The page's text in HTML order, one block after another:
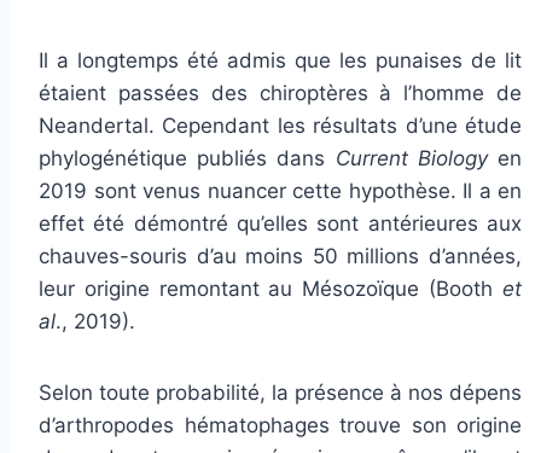
Il a longtemps été admis que les punaises de lit
étaient passées des chiroptères à l’homme de
Neandertal. Cependant les résultats d’une étude
phylogénétique publiés dans Current Biology en
2019 sont venus nuancer cette hypothèse. Il a en
effet été démontré qu’elles sont antérieures aux
chauves-souris d’au moins 50 millions d’années,
leur origine remontant au Mésozoïque (Booth et
al., 2019).
Selon toute probabilité, la présence à nos dépens
d’arthropodes hématophages trouve son origine